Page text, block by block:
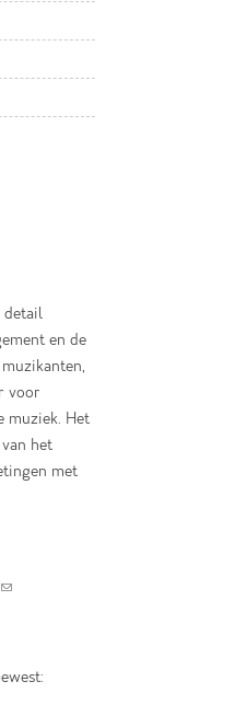
detail
en de
voor
muziek. Het
het
met
(link sends e-